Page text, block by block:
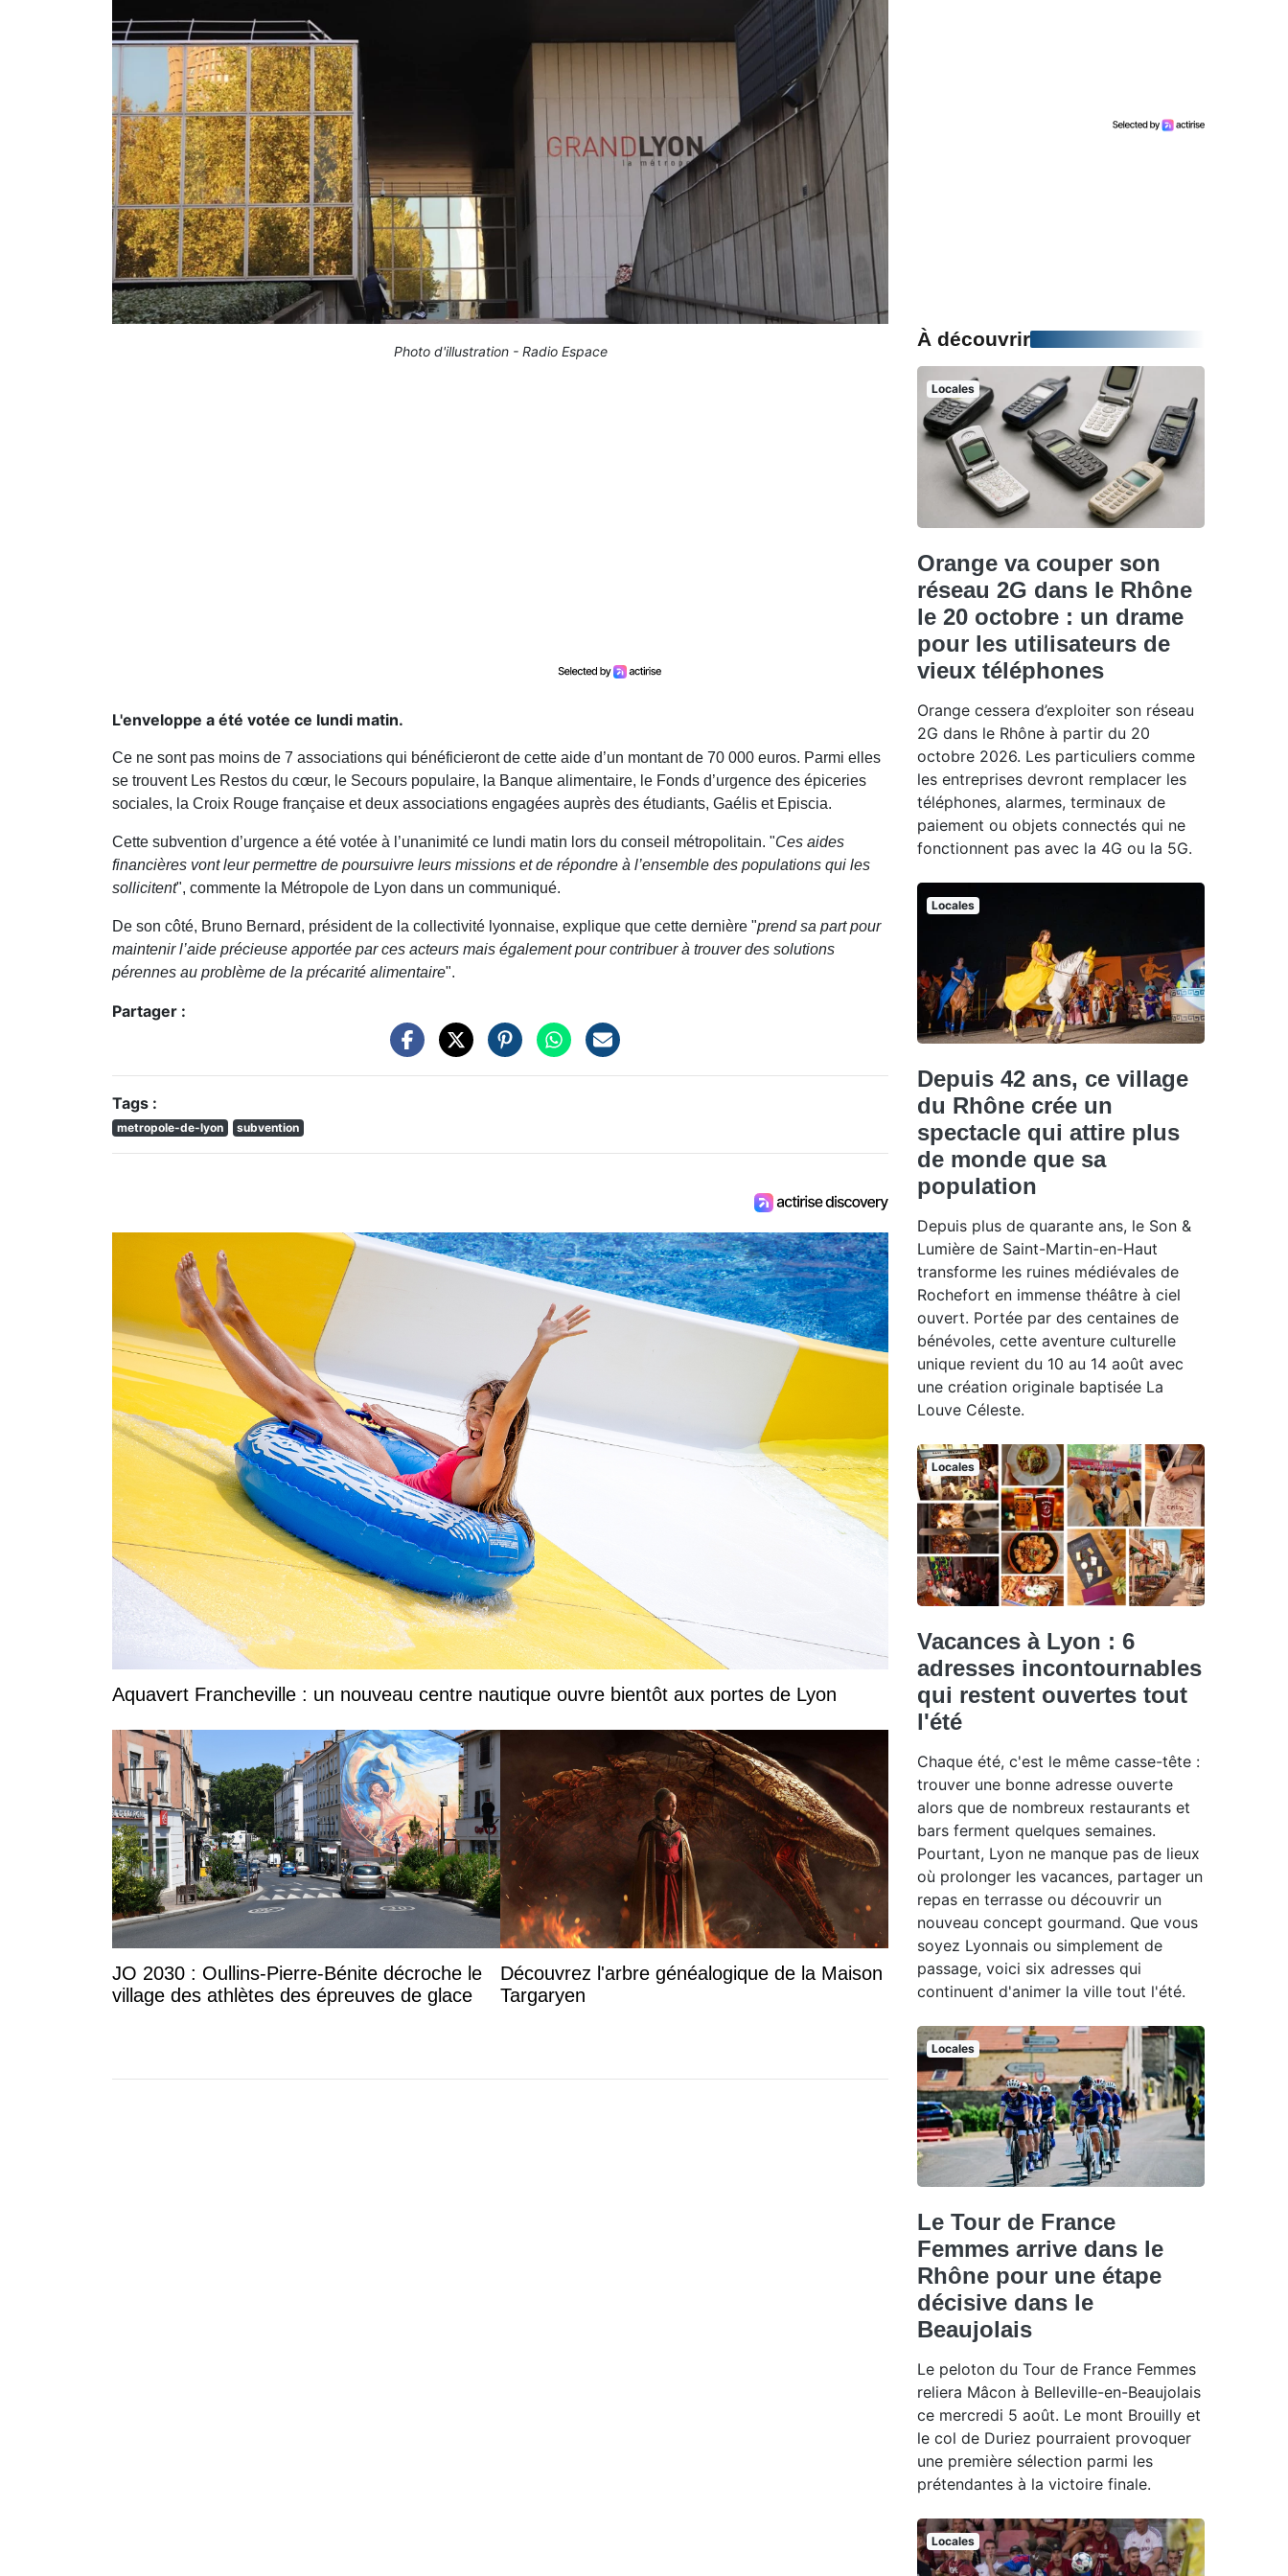
Photo d'illustration - Radio Espace
L'enveloppe a été votée ce lundi matin.
Ce ne sont pas moins de 7 associations qui bénéficieront de cette aide d’un montant de 70 000 euros. Parmi elles
se trouvent Les Restos du cœur, le Secours populaire, la Banque alimentaire, le Fonds d’urgence des épiceries
sociales, la Croix Rouge française et deux associations engagées auprès des étudiants, Gaélis et Episcia.
Cette subvention d’urgence a été votée à l’unanimité ce lundi matin lors du conseil métropolitain. "Ces aides
financières vont leur permettre de poursuivre leurs missions et de répondre à l’ensemble des populations qui les
sollicitent", commente la Métropole de Lyon dans un communiqué.
De son côté, Bruno Bernard, président de la collectivité lyonnaise, explique que cette dernière "prend sa part pour
maintenir l’aide précieuse apportée par ces acteurs mais également pour contribuer à trouver des solutions
pérennes au problème de la précarité alimentaire".
Partager :
Tags :
metropole-de-lyon subvention
Aquavert Francheville : un nouveau centre nautique ouvre bientôt aux portes de Lyon
JO 2030 : Oullins-Pierre-Bénite décroche le
village des athlètes des épreuves de glace
Découvrez l'arbre généalogique de la Maison
Targaryen
À découvrir
Locales
Orange va couper son
réseau 2G dans le Rhône
le 20 octobre : un drame
pour les utilisateurs de
vieux téléphones
Orange cessera d’exploiter son réseau
2G dans le Rhône à partir du 20
octobre 2026. Les particuliers comme
les entreprises devront remplacer les
téléphones, alarmes, terminaux de
paiement ou objets connectés qui ne
fonctionnent pas avec la 4G ou la 5G.
Locales
Depuis 42 ans, ce village
du Rhône crée un
spectacle qui attire plus
de monde que sa
population
Depuis plus de quarante ans, le Son &
Lumière de Saint-Martin-en-Haut
transforme les ruines médiévales de
Rochefort en immense théâtre à ciel
ouvert. Portée par des centaines de
bénévoles, cette aventure culturelle
unique revient du 10 au 14 août avec
une création originale baptisée La
Louve Céleste.
Locales
Vacances à Lyon : 6
adresses incontournables
qui restent ouvertes tout
l'été
Chaque été, c'est le même casse-tête :
trouver une bonne adresse ouverte
alors que de nombreux restaurants et
bars ferment quelques semaines.
Pourtant, Lyon ne manque pas de lieux
où prolonger les vacances, partager un
repas en terrasse ou découvrir un
nouveau concept gourmand. Que vous
soyez Lyonnais ou simplement de
passage, voici six adresses qui
continuent d'animer la ville tout l'été.
Locales
Le Tour de France
Femmes arrive dans le
Rhône pour une étape
décisive dans le
Beaujolais
Le peloton du Tour de France Femmes
reliera Mâcon à Belleville-en-Beaujolais
ce mercredi 5 août. Le mont Brouilly et
le col de Duriez pourraient provoquer
une première sélection parmi les
prétendantes à la victoire finale.
Locales